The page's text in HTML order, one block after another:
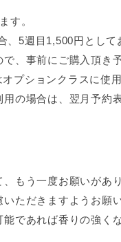
す。
5週目1,500円として
、事前にご購入頂き
プションクラスに使
の場合は、翌月予約
もう一度お願いがあり
ただきますようお願い
であれば香りの強く